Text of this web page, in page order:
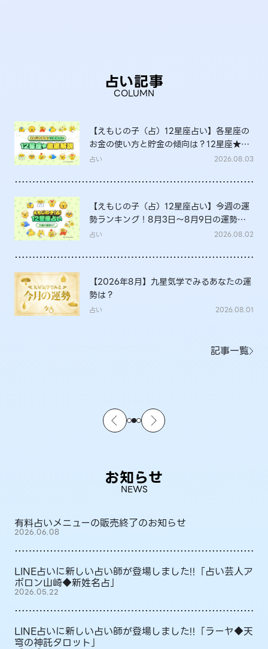
占い記事
COLUMN
【えもじの子（占）12星座占い】各星座の
お金の使い方と貯金の傾向は？12星座★徹
底解説
占い 2026.08.03
【えもじの子（占）12星座占い】今週の運
勢ランキング！8月3日～8月9日の運勢
は？
占い 2026.08.02
【2026年8月】九星気学でみるあなたの運
勢は？
占い 2026.08.01
記事一覧
お知らせ
NEWS
有料占いメニューの販売終了のお知らせ
2026.06.08
LINE占いに新しい占い師が登場しました!!「占い芸人ア
ポロン山崎◆新姓名占」
2026.05.22
LINE占いに新しい占い師が登場しました!!「ラーヤ◆天
穹の神託タロット」